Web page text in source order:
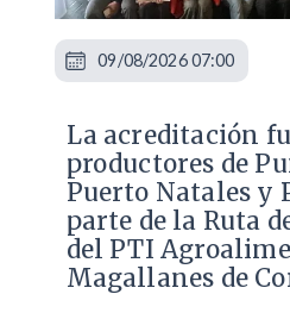
​La acreditación
productores de
Puerto Natales y
parte de la Ruta
del PTI
Magallanes de
09/08/2026 07:00